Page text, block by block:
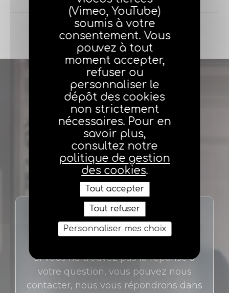
Besoin d’aide ?
Si vous ne trouvez pas la réponse à
votre question, vous pouvez nous
contacter, nous vous répondrons dans
(Vimeo, YouTube)
soumis à votre
consentement. Vous
pouvez à tout
moment accepter,
refuser ou
personnaliser le
dépôt des cookies
non strictement
nécessaires. Pour en
savoir plus,
consultez notre
politique de gestion
des cookies.
Tout accepter
Tout refuser
Personnaliser mes choix